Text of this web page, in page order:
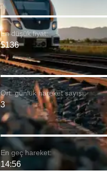
En düşük fiyat:
$136
Ort. günlük hareket sayısı:
3
En geç hareket:
14:56